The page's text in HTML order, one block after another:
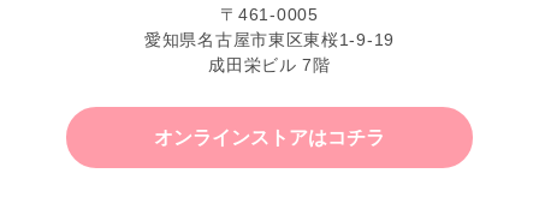
〒461-0005
愛知県名古屋市東区東桜1-9-19
成田栄ビル 7階
オンラインストアはコチラ